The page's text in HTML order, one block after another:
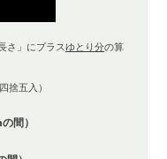
さ」にプラスゆとり分の算
捨五入）
間）